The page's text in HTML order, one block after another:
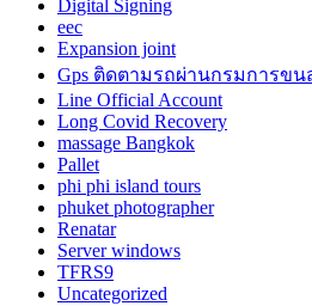
Digital Signing
eec
Expansion joint
Gps ติดตามรถผ่านกรมการขน
Line Official Account
Long Covid Recovery
massage Bangkok
Pallet
phi phi island tours
phuket photographer
Renatar
Server windows
TFRS9
Uncategorized